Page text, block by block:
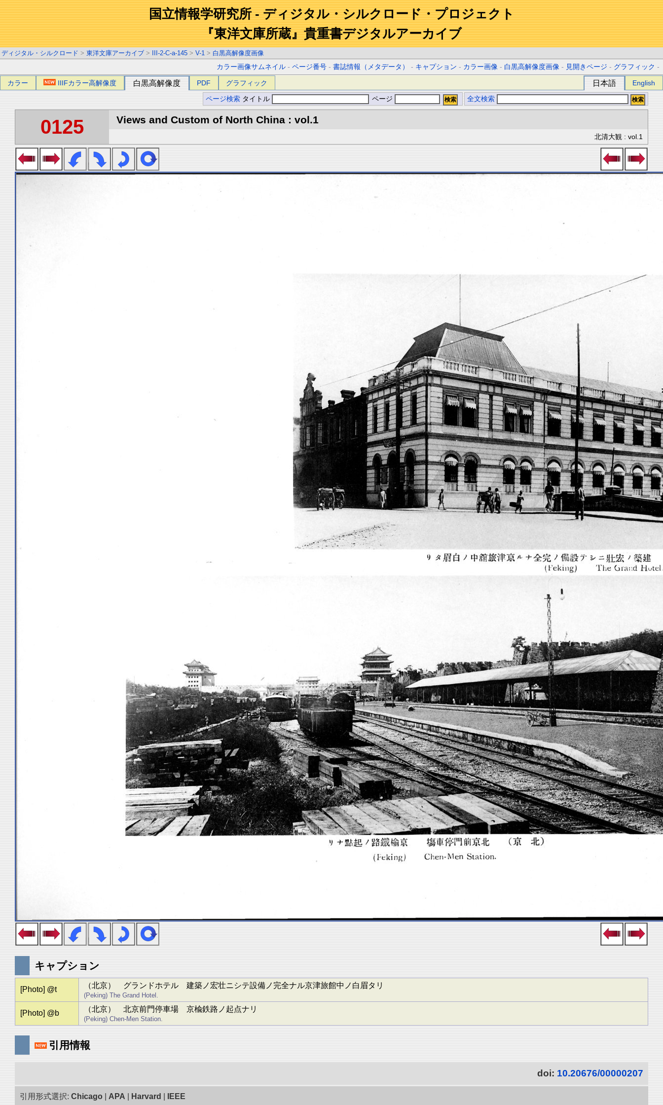
国立情報学研究所 - ディジタル・シルクロード・プロジェクト
『東洋文庫所蔵』貴重書デジタルアーカイブ
ディジタル・シルクロード > 東洋文庫アーカイブ > III-2-C-a-145 > V-1 > 白黒高解像度画像
カラー画像サムネイル -ページ番号 -書誌情報（メタデータ） - キャプション - カラー画像 - 白黒高解像度画像 - 見開きページ - グラフィック -
カラー IIIFカラー高解像度 白黒高解像度 PDF グラフィック 日本語 English
ページ検索 タイトル ページ 全文検索
0125 Views and Custom of North China : vol.1
北清大観 : vol.1
キャプション
[Photo] @t （北京） グランドホテル 建築ノ宏壮ニシテ設備ノ完全ナル京津旅館中ノ白眉タリ
(Peking) The Grand Hotel.
[Photo] @b （北京） 北京前門停車場 京楡鉄路ノ起点ナリ
(Peking) Chen-Men Station.
引用情報
doi: 10.20676/00000207
引用形式選択: Chicago APA Harvard IEEE